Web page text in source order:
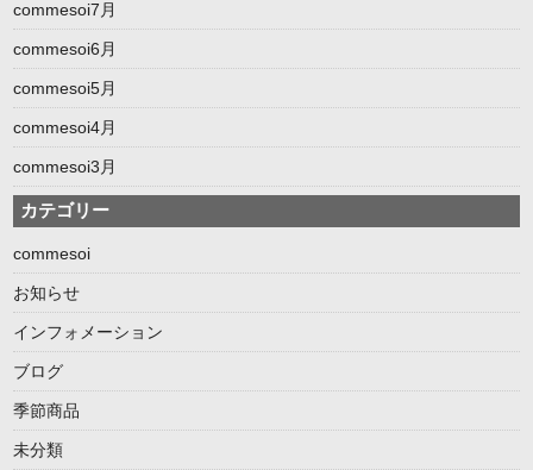
commesoi7月
commesoi6月
commesoi5月
commesoi4月
commesoi3月
カテゴリー
commesoi
お知らせ
インフォメーション
ブログ
季節商品
未分類